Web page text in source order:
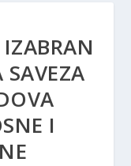
SAVEZA
I